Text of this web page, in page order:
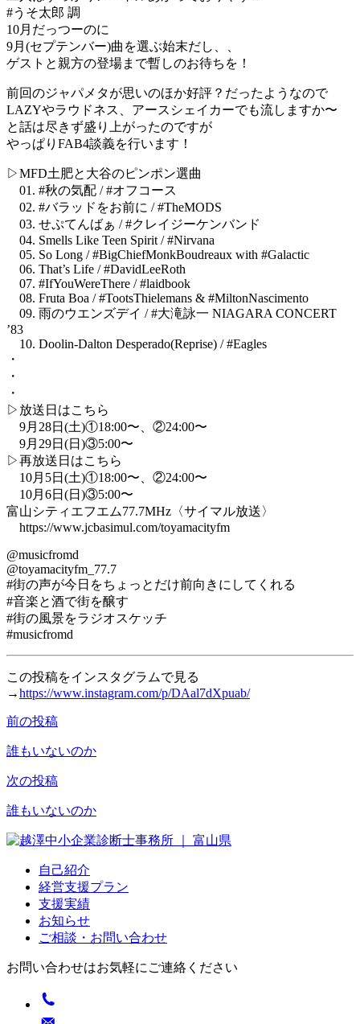
#うそ太郎 調
10月だっつーのに
9月(セプテンバー)曲を選ぶ始末だし、、
ゲストと親方の登場まで暫しのお待ちを！
前回のジャパメタが思いのほか好評？だったようなので
LAZYやラウドネス、アースシェイカーでも流しますか〜
と話は尽きず盛り上がったのですが
やっぱりFAB4談義を行います！
▷MFD土肥と大谷のピンポン選曲
01. #秋の気配 / #オフコース
02. #バラッドをお前に / #TheMODS
03. せぷてんばぁ / #クレイジーケンバンド
04. Smells Like Teen Spirit / #Nirvana
05. So Long / #BigChiefMonkBoudreaux with #Galactic
06. That’s Life / #DavidLeeRoth
07. #IfYouWereThere / #laidbook
08. Fruta Boa / #TootsThielemans & #MiltonNascimento
09. 雨のウエンズデイ / #大滝詠一 NIAGARA CONCERT
’83
10. Doolin-Dalton Desperado(Reprise) / #Eagles
・
・
・
▷放送日はこちら
9月28日(土)①18:00〜、②24:00〜
9月29日(日)③5:00〜⁡
▷再放送日はこちら
10月5日(土)①18:00〜、②24:00〜
10月6日(日)③5:00〜⁡
︎富山シティエフエム77.7MHz〈サイマル放送〉
https://www.jcbasimul.com/toyamacityfm
@musicfromd
@toyamacityfm_77.7
#街の声が今日をちょっとだけ前向きにしてくれる
#音楽と酒で街を醸す
#街の風景をラジオスケッチ
#musicfromd
この投稿をインスタグラムで見る
→https://www.instagram.com/p/DAal7dXpuab/
投
稿
ナ
ビ
ゲ
前の投稿
誰もいないのか
次の投稿
誰もいないのか
自己紹介
経営支援プラン
支援実績
お知らせ
ご相談・お問い合わせ
お問い合わせはお気軽にご連絡ください